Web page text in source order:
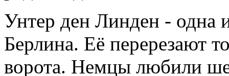
Унтер ден Линден - одна
Берлина. Её перерезают
ворота. Немцы любили